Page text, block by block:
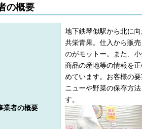
の概要
業者の概要
地下鉄琴似駅から北に
共栄青果。仕入から販
のがモットー。また、
商品の産地等の情報を
めています。お客様の
ニューや野菜の保存方
す。